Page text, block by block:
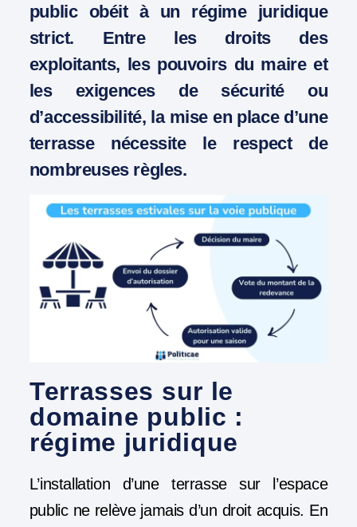
public obéit à un régime juridique
strict. Entre les droits des
exploitants, les pouvoirs du maire et
les exigences de sécurité ou
d’accessibilité, la mise en place d’une
terrasse nécessite le respect de
nombreuses règles.
Terrasses sur le
domaine public :
régime juridique
L’installation d’une terrasse sur l’espace
public ne relève jamais d’un droit acquis. En